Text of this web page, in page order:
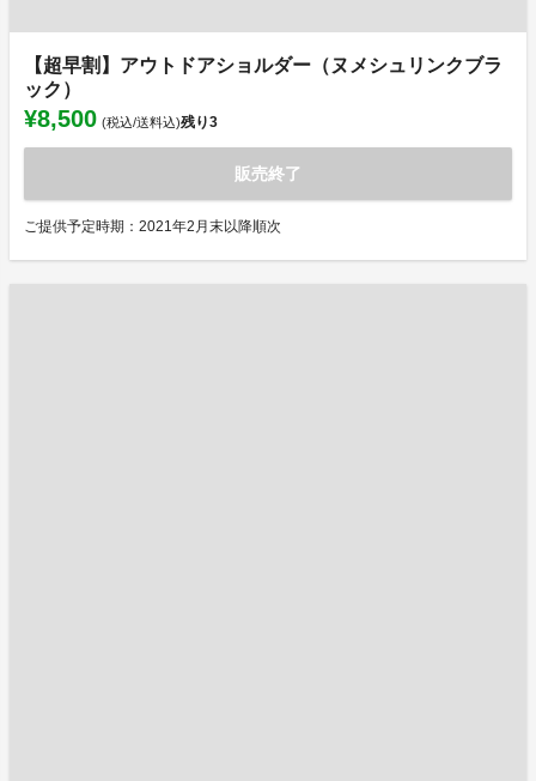
【超早割】アウトドアショルダー（ヌメシュリンクブラ
ック）
¥8,500 (税込/送料込)残り3
販売終了
ご提供予定時期：2021年2月末以降順次